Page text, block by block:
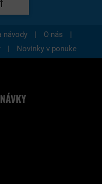
návody | O nás
|
| Novinky v ponuke